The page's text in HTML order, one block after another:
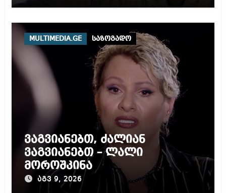
MULTIMEDIA.GE საზოგადო
ვაგვიანებთ, ძალიან
ვაგვიანებთ – ლალი
მოროშკინა
აგვ 9, 2026